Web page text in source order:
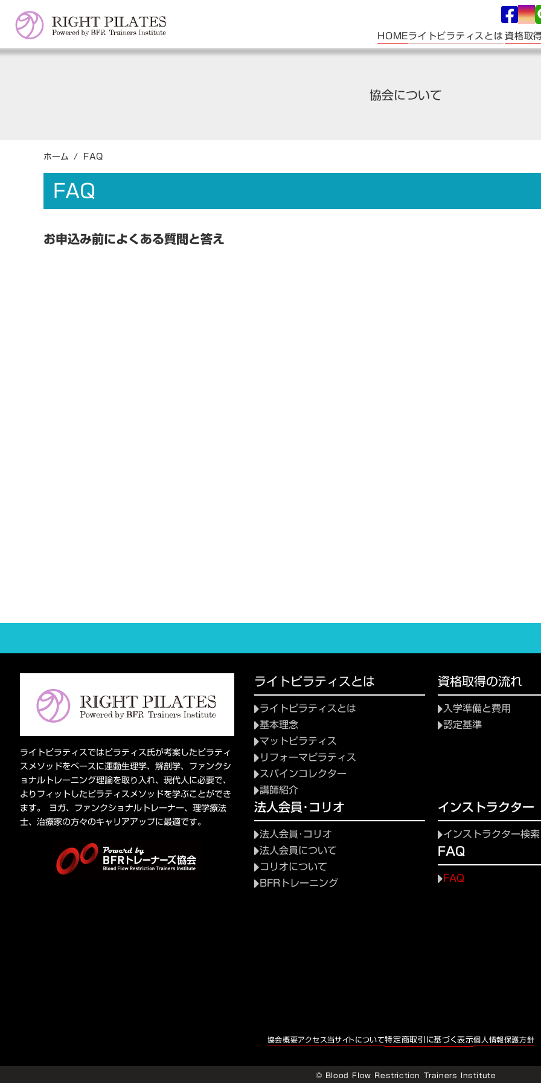
HOMEライトピラティスとは資格取
協会について
ホーム / FAQ
FAQ
お申込み前によくある質問と答え
ライトピラティスではピラティス氏が考案したピラティ
スメソッドをベースに運動生理学、解剖学、ファンクシ
ョナルトレーニング理論を取り入れ、現代人に必要で、
よりフィットしたピラティスメソッドを学ぶことができ
ます。 ヨガ、ファンクショナルトレーナー、理学療法
士、治療家の方々のキャリアアップに最適です。
ライトピラティスとは
ライトピラティスとは
基本理念
マットピラティス
リフォーマピラティス
スパインコレクター
講師紹介
資格取得の流れ
入学準備と費用
認定基準
法人会員･コリオ
法人会員･コリオ
法人会員について
コリオについて
BFRトレーニング
インストラクター
インストラクター検索
FAQ
FAQ
協会概要アクセス当サイトについて特定商取引に基づく表示個人情報保護方針
© Blood Flow Restriction Trainers Institute